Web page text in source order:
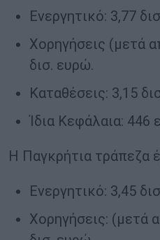
Ενεργητικό: 3,77
Χορηγήσεις (μετά
δισ. ευρώ.
Καταθέσεις: 3,15
Ίδια Κεφάλαια: 446
Η Παγκρήτια τράπεζα
Ενεργητικό: 3,45
Χορηγήσεις: (μετά